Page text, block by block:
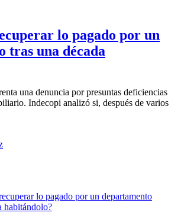
lo pagado por un
tras una década
una denuncia por presuntas deficiencias
Indecopi analizó si, después de varios